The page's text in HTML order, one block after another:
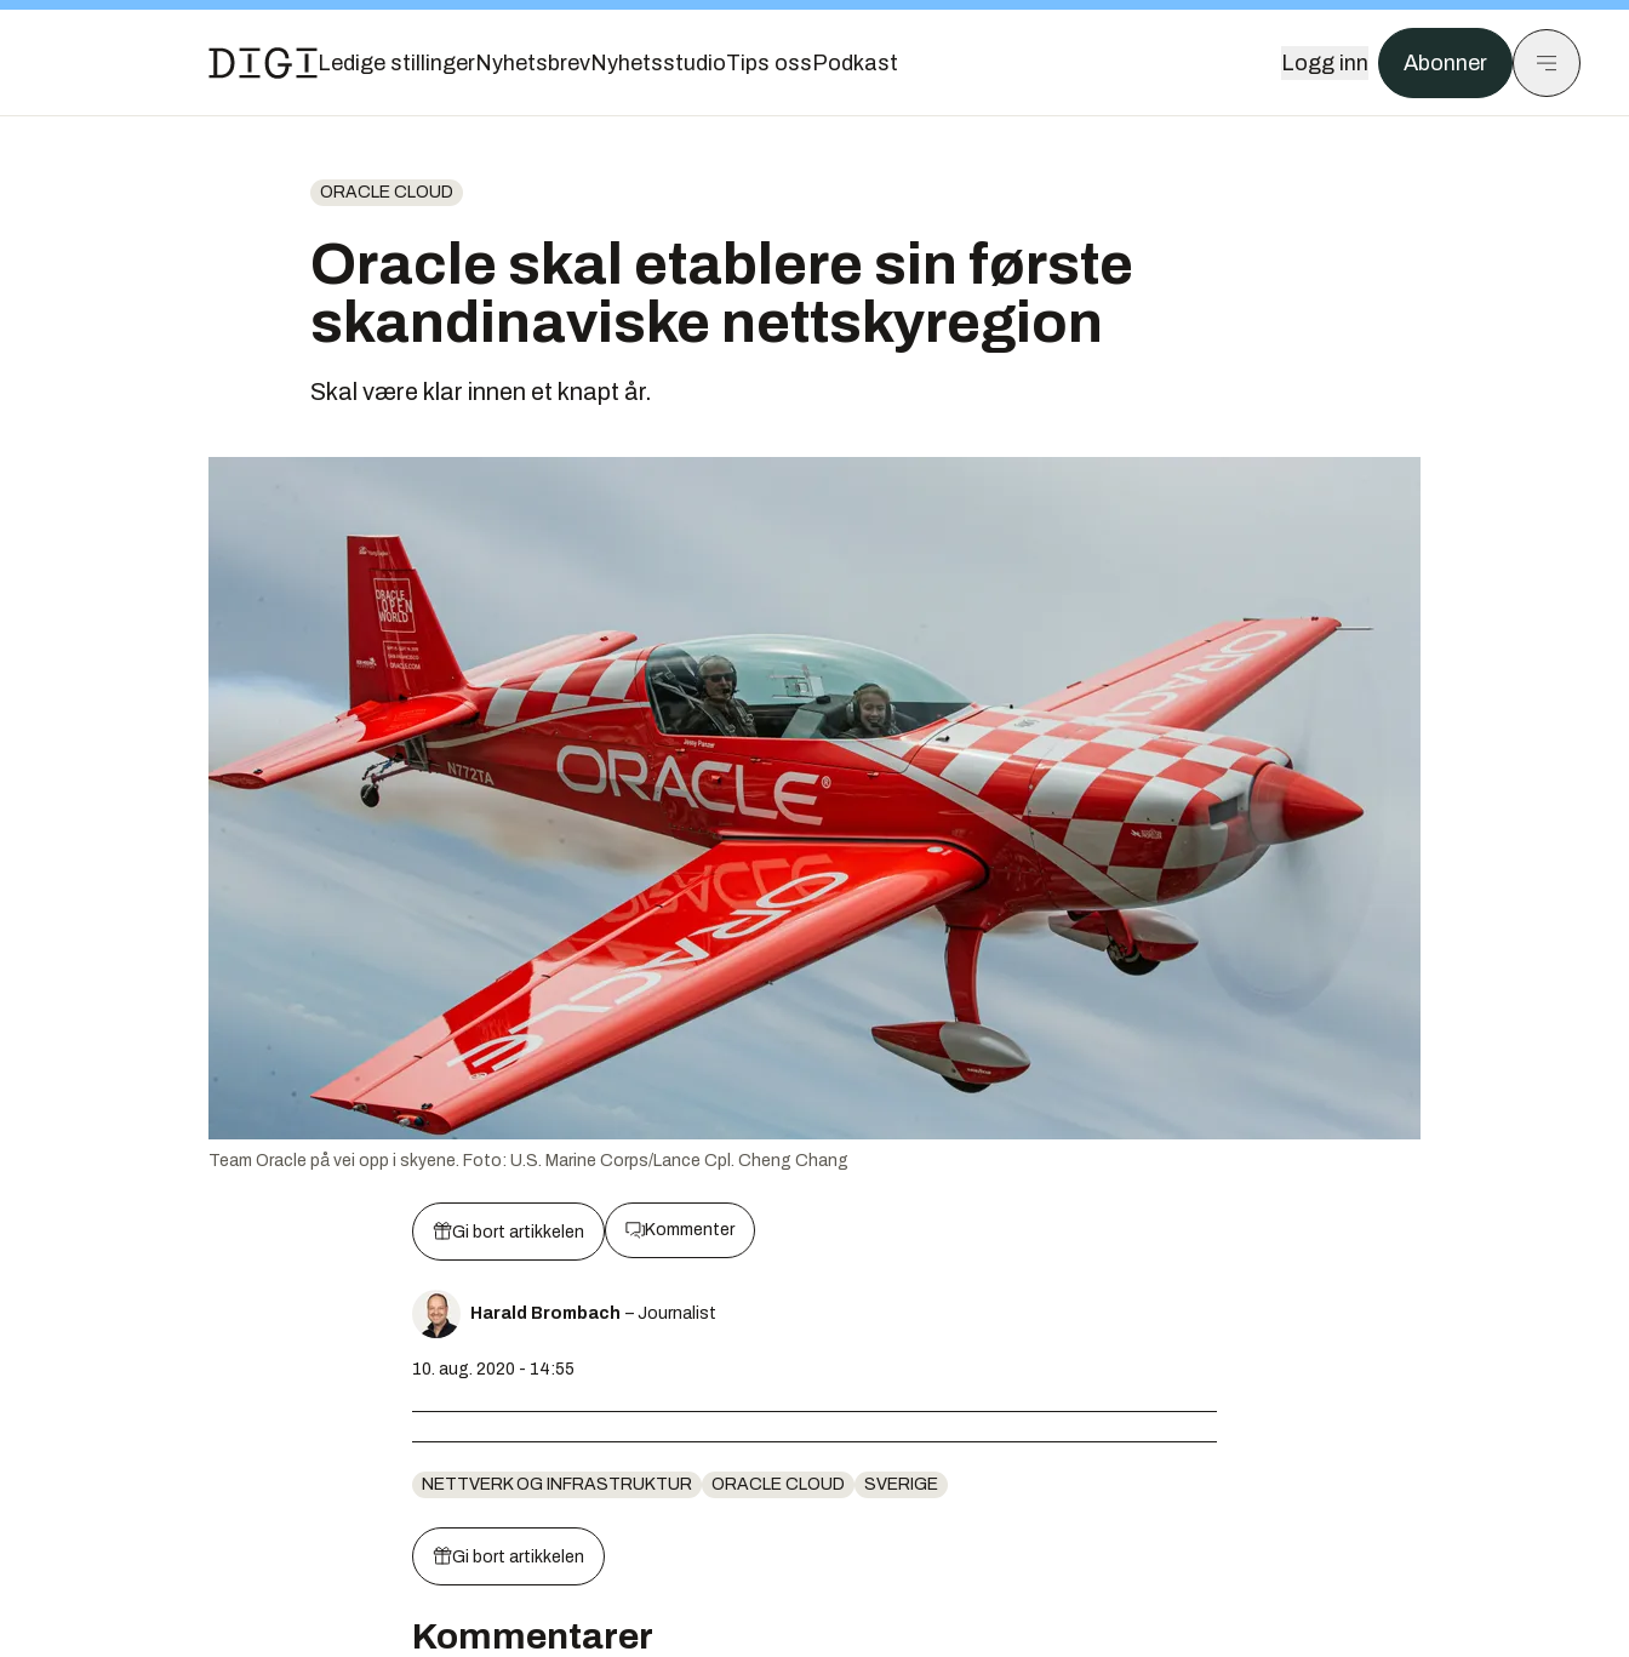
Ledige stillingerNyhetsbrevNyhetsstudioTips oss Podkast Logg inn Abonner
ORACLE CLOUD
Oracle skal etablere sin første
skandinaviske nettskyregion
Skal være klar innen et knapt år.
Team Oracle på vei opp i skyene. Foto: U.S. Marine Corps/Lance Cpl. Cheng Chang
Gi bort artikkelen Kommenter
Harald Brombach – Journalist
10. aug. 2020 - 14:55
NETTVERK OG INFRASTRUKTUR ORACLE CLOUD SVERIGE
Gi bort artikkelen
Kommentarer